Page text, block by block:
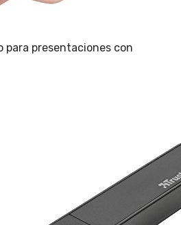
para presentaciones con